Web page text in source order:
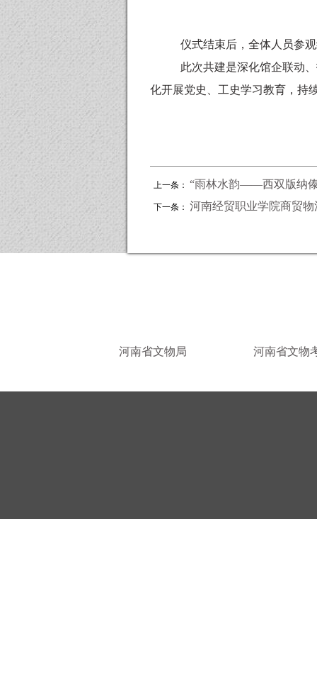
仪式结束后，全体人员参
此次共建是深化馆企联动
化开展党史、工史学习教育，持
上一条： “雨林水韵——西双版纳
下一条： 河南经贸职业学院商贸
河南省文物局 河南省文物